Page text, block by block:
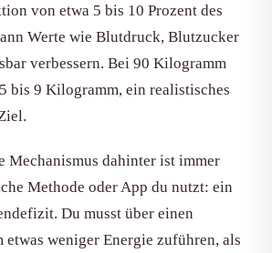
von etwa 5 bis 10 Prozent des
Werte wie Blutdruck, Blutzucker
verbessern. Bei 90 Kilogramm
bis 9 Kilogramm, ein realistisches
Mechanismus dahinter ist immer
Methode oder App du nutzt: ein
Du musst über einen
etwas weniger Energie zuführen, als